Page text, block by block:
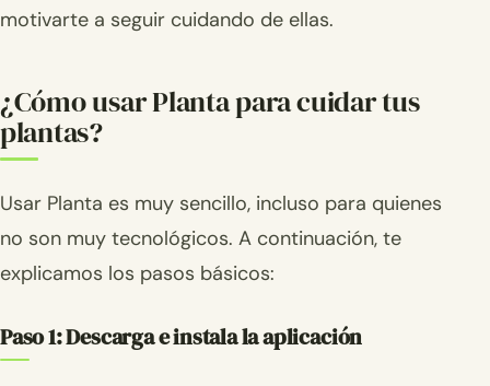
motivarte a seguir cuidando de ellas.
¿Cómo usar Planta para cuidar tus
plantas?
Usar Planta es muy sencillo, incluso para quienes
no son muy tecnológicos. A continuación, te
explicamos los pasos básicos:
Paso 1: Descarga e instala la aplicación